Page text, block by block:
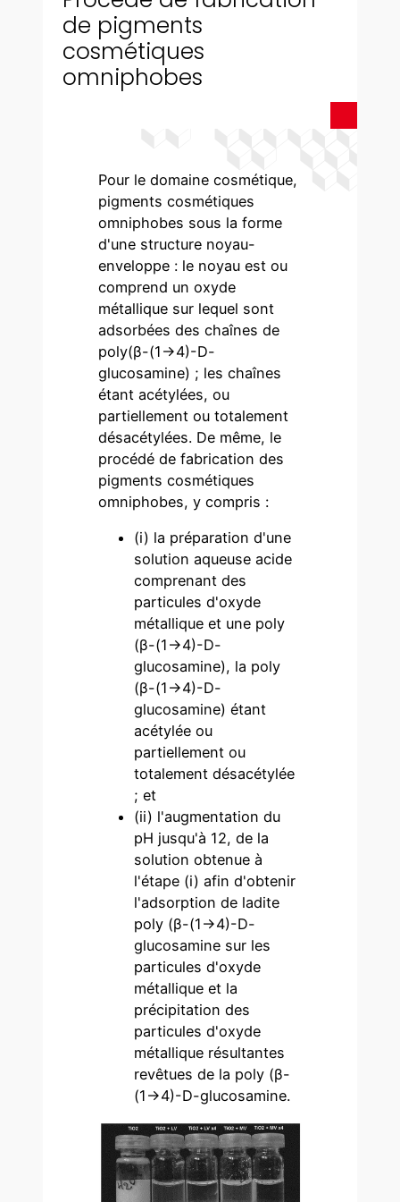
de pigments
cosmétiques
omniphobes
Pour le domaine cosmétique,
pigments cosmétiques
omniphobes sous la forme
d'une structure noyau-
enveloppe : le noyau est ou
comprend un oxyde
métallique sur lequel sont
adsorbées des chaînes de
poly(β-(1→4)-D-
glucosamine) ; les chaînes
étant acétylées, ou
partiellement ou totalement
désacétylées. De même, le
procédé de fabrication des
pigments cosmétiques
omniphobes, y compris :
(i) la préparation d'une
solution aqueuse acide
comprenant des
particules d'oxyde
métallique et une poly
(β-(1→4)-D-
glucosamine), la poly
(β-(1→4)-D-
glucosamine) étant
acétylée ou
partiellement ou
totalement désacétylée
; et
(ii) l'augmentation du
pH jusqu'à 12, de la
solution obtenue à
l'étape (i) afin d'obtenir
l'adsorption de ladite
poly (β-(1→4)-D-
glucosamine sur les
particules d'oxyde
métallique et la
précipitation des
particules d'oxyde
métallique résultantes
revêtues de la poly (β-
(1→4)-D-glucosamine.